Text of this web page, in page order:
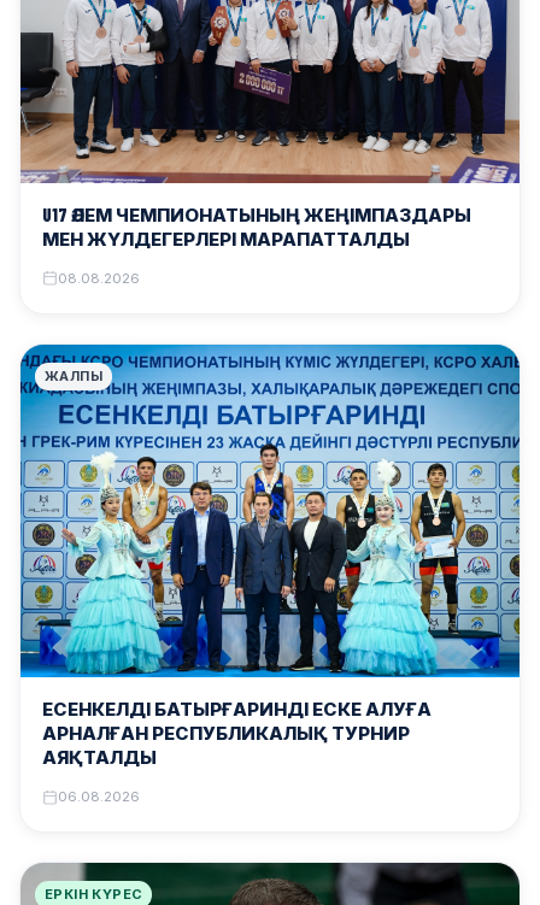
U17 ӘЛЕМ ЧЕМПИОНАТЫНЫҢ ЖЕҢІМПАЗДАРЫ
МЕН ЖҮЛДЕГЕРЛЕРІ МАРАПАТТАЛДЫ
08.08.2026
ЖАЛПЫ
ЕСЕНКЕЛДІ БАТЫРҒАРИНДІ ЕСКЕ АЛУҒА
АРНАЛҒАН РЕСПУБЛИКАЛЫҚ ТУРНИР
АЯҚТАЛДЫ
06.08.2026
ЕРКІН КҮРЕС